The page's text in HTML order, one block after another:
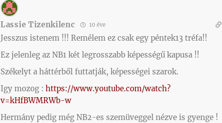
Lassie Tizenkilenc 10 éve
Jesszus istenem !!! Remélem ez csak egy péntek13 tréfa!!
Ez jelenleg az NB1 két legrosszabb képességű kapusa !!
Székelyt a háttérből futtatják, képességei szarok.
Igy mozog : https://www.youtube.com/watch?
v=kHfBWMRWb-w
Hermány pedig még NB2-es szemüveggel nézve is gyenge !